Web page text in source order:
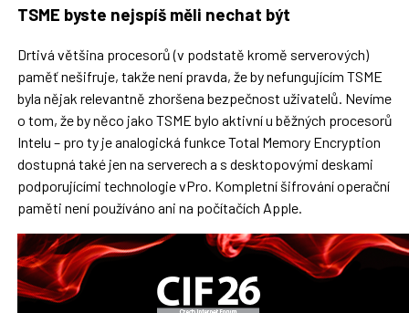
TSME byste nejspíš měli nechat být
Drtivá většina procesorů (v podstatě kromě serverových)
paměť nešifruje, takže není pravda, že by nefungujícím TSME
byla nějak relevantně zhoršena bezpečnost uživatelů. Nevíme
o tom, že by něco jako TSME bylo aktivní u běžných procesorů
Intelu – pro ty je analogická funkce Total Memory Encryption
dostupná také jen na serverech a s desktopovými deskami
podporujícími technologie vPro. Kompletní šifrování operační
paměti není používáno ani na počítačích Apple.